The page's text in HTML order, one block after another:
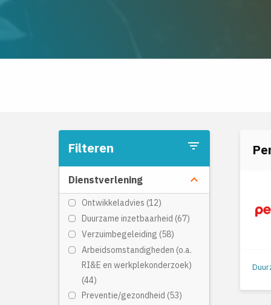
Filteren filter_list
Dienstverlening keyboard_arrow_down
Ontwikkeladvies (12)
Duurzame inzetbaarheid (67)
Verzuimbegeleiding (58)
Arbeidsomstandigheden (o.a.
RI&E en werkplekonderzoek)
(44)
Preventie/gezondheid (53)